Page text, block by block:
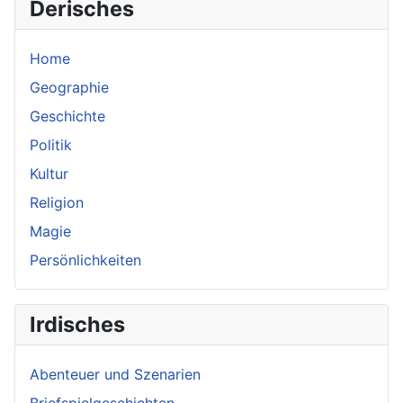
Derisches
Home
Geographie
Geschichte
Politik
Kultur
Religion
Magie
Persönlichkeiten
Irdisches
Abenteuer und Szenarien